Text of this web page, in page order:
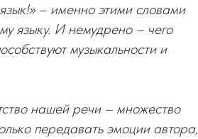
– именно этими словами
языку. И немудрено – чего
музыкальности и
нашей речи – множество
передавать эмоции автора,